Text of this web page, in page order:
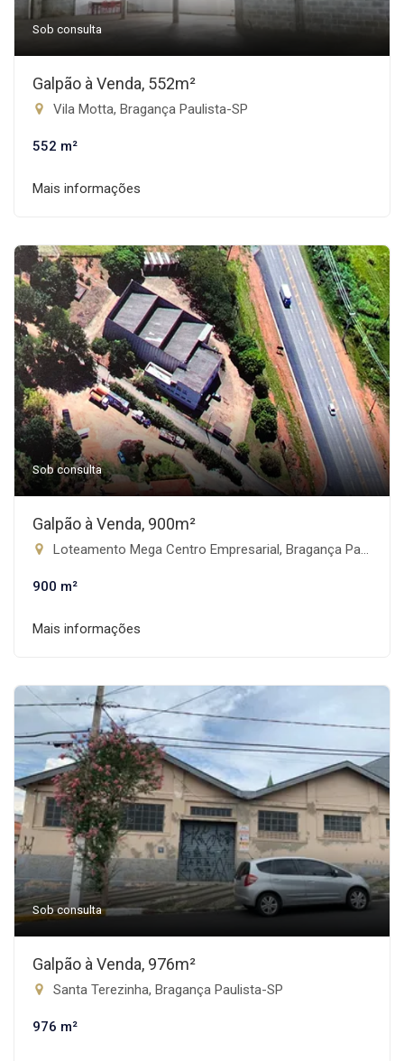
Sob consulta
Galpão à Venda, 552m²
Vila Motta, Bragança Paulista-SP
552 m²
Mais informações
Sob consulta
Galpão à Venda, 900m²
Loteamento Mega Centro Empresarial, Bragança Paulista-SP
900 m²
Mais informações
Sob consulta
Galpão à Venda, 976m²
Santa Terezinha, Bragança Paulista-SP
976 m²